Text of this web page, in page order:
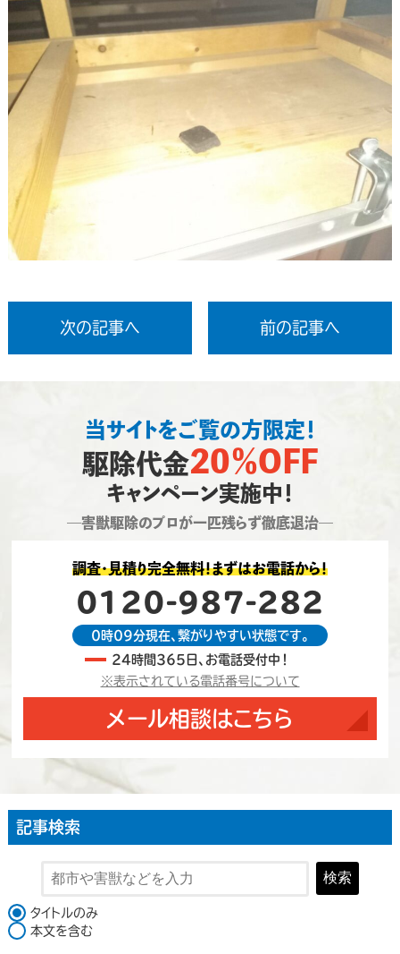
次の記事へ 前の記事へ
当サイトをご覧の方限定！
駆除代金20％OFF
キャンペーン実施中！
―害獣駆除のプロが一匹残らず徹底退治―
調査・見積り完全無料！まずはお電話から！
0120-987-282
0時09分現在、繋がりやすい状態です。
24時間365日、お電話受付中！
※表示されている電話番号について
メール相談はこちら
記事検索
検索
検索対象
タイトルのみ
本文を含む